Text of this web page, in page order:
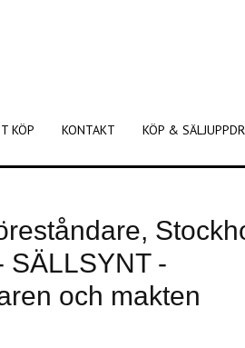
KÖP KONTAKT
KÖP &
SÄLLSYNT -
och makten